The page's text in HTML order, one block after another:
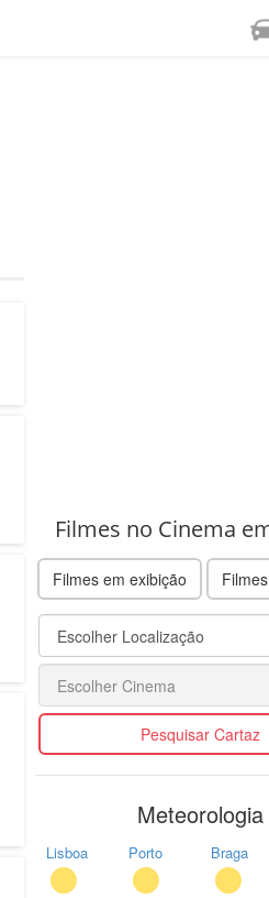
Filmes no Cinema
Filmes em exibição
Pesquisar Cartaz
Meteorologia
Lisboa Porto Braga